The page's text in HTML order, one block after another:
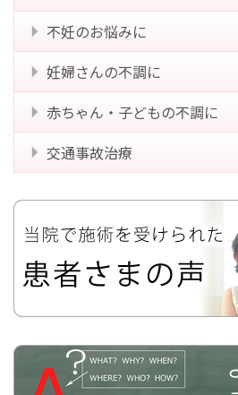
不妊のお悩みに
妊婦さんの不調に
赤ちゃん・子どもの不調に
交通事故治療